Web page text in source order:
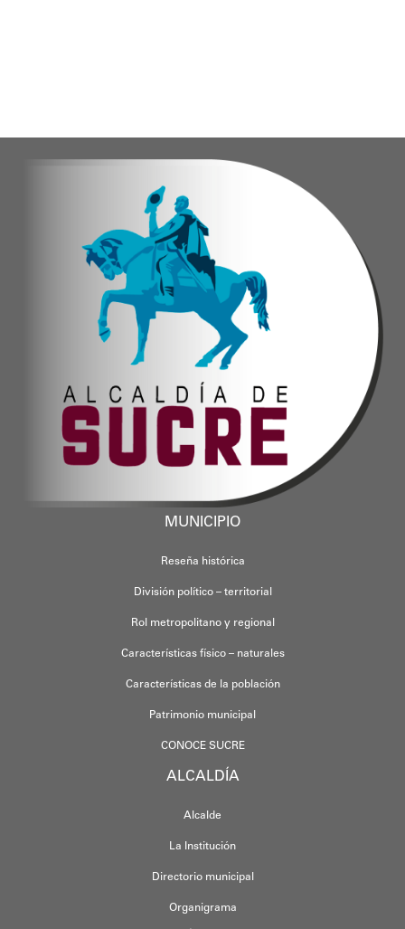
Oskarina Rosso.
MUNICIPIO
Reseña histórica
División político – territorial
Rol metropolitano y regional
Características físico – naturales
Características de la población
Patrimonio municipal
CONOCE SUCRE
ALCALDÍA
Alcalde
La Institución
Directorio municipal
Organigrama